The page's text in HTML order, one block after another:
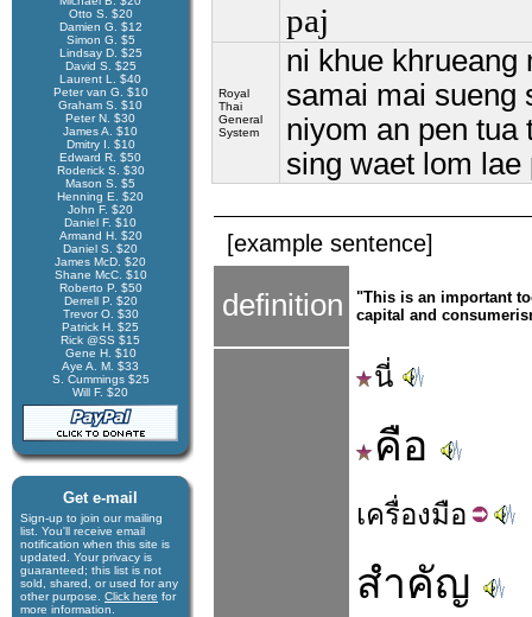
Otto S. $20
Damien G. $12
Simon G. $5
Lindsay D. $25
David S. $25
Laurent L. $40
Peter van G. $10
Graham S. $10
Peter N. $30
James A. $10
Dmitry I. $10
Edward R. $50
Roderick S. $30
Mason S. $5
Henning E. $20
John F. $20
Daniel F. $10
Armand H. $20
Daniel S. $20
James McD. $20
Shane McC. $10
Roberto P. $50
Derrell P. $20
Trevor O. $30
Patrick H. $25
Rick @SS $15
Gene H. $10
Aye A. M. $33
S. Cummings $25
Will F. $20
Get e-mail
Sign-up to join our mail­ing
list. You'll receive e­mail
notification when this site is
updated. Your privacy is
guaran­teed; this list is not
sold, shared, or used for any
other purpose. Click here for
more infor­mation.
paj
Royal
Thai
General
System
ni khue khrueang
samai mai sueng
niyom an pen tua
sing waet lom
[example sentence]
definition
"This is an important
capital and
นี่
คือ
เครื่องมือ
สำคัญ